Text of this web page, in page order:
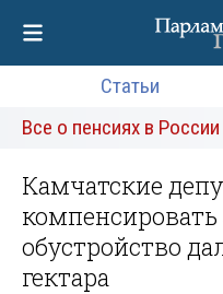
Статьи
Все о пенсиях в России
Камчатские
обустройство
гектара